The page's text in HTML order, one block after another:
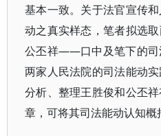
基本一致。关于法官宣传
动之真实样态，笔者拟选
公丕祥——口中及笔下的司
两家人民法院的司法能动实
分析、整理王胜俊和公丕
章，可将其司法能动认知概